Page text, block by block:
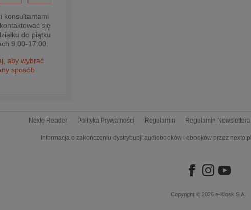
konsultantami
się
do piątku
9:00-17:00.
aby wybrać
sposób
Nexto Reader Polityka Prywatności Regulamin Regulamin Newslettera
Informacja o zakończeniu dystrybucji audiobooków i ebooków przez nexto.pl
Copyright © 2026 e-Kiosk S.A.